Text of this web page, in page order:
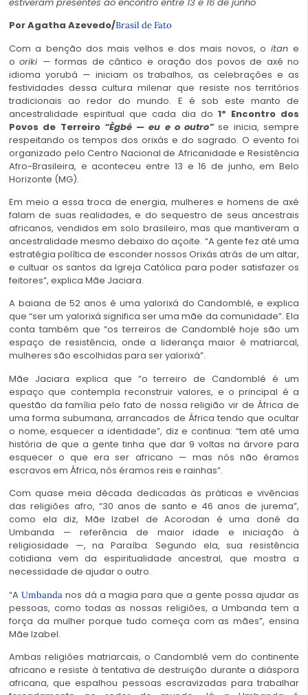
Por Agatha Azevedo/Brasil de Fato
Com a benção dos mais velhos e dos mais novos, o itane
ooriki — formas de cântico e oração dos povos de axé no
idioma yorubá — iniciam os trabalhos, as celebrações e as
festividades dessa cultura milenar que resiste nos territórios
tradicionais ao redor do mundo. E é sob este manto de
ancestralidade espiritual que cada dia do 1º Encontro dos
Povos de Terreiro “Ègbé — eu e o outro”se inicia, sempre
respeitando os tempos dos orixás e do sagrado. O evento foi
organizado pelo Centro Nacional de Africanidade e Resistência
Afro-Brasileira, e aconteceu entre 13 e 16 de junho, em Belo
Horizonte (MG).
Em meio a essa troca de energia, mulheres e homens de axé
falam de suas realidades, e do sequestro de seus ancestrais
africanos, vendidos em solo brasileiro, mas que mantiveram a
ancestralidade mesmo debaixo do açoite. “A gente fez até uma
estratégia política de esconder nossos Orixás atrás de um altar,
e cultuar os santos da Igreja Católica para poder satisfazer os
feitores”, explica Mãe Jaciara.
A baiana de 52 anos é uma yalorixá do Candomblé, e explica
que “ser um yalorixá significa ser uma mãe da comunidade”. Ela
conta também que “os terreiros de Candomblé hoje são um
espaço de resistência, onde a liderança maior é matriarcal,
mulheres são escolhidas para ser yalorixá”.
Mãe Jaciara explica que “o terreiro de Candomblé é um
espaço que contempla reconstruir valores, e o principal é a
questão da família pelo fato de nossa religião vir de África de
uma forma subumana, arrancados de África tendo que ocultar
o nome, esquecer a identidade”, diz e continua: “tem até uma
história de que a gente tinha que dar 9 voltas na árvore para
esquecer o que era ser africano — mas nós não éramos
escravos em África, nós éramos reis e rainhas”.
Com quase meia década dedicadas às práticas e vivências
das religiões afro, “30 anos de santo e 46 anos de jurema”,
como ela diz, Mãe Izabel de Acorodan é uma doné da
Umbanda — referência de maior idade e iniciação à
religiosidade —, na Paraíba. Segundo ela, sua resistência
cotidiana vem da espiritualidade ancestral, que mostra a
necessidade de ajudar o outro.
“A Umbanda nos dá a magia para que a gente possa ajudar as
pessoas, como todas as nossas religiões, a Umbanda tem a
força da mulher porque tudo começa com as mães”, ensina
Mãe Izabel.
Ambas religiões matriarcais, o Candomblé vem do continente
africano e resiste à tentativa de destruição durante a diáspora
africana, que espalhou pessoas escravizadas para trabalhar